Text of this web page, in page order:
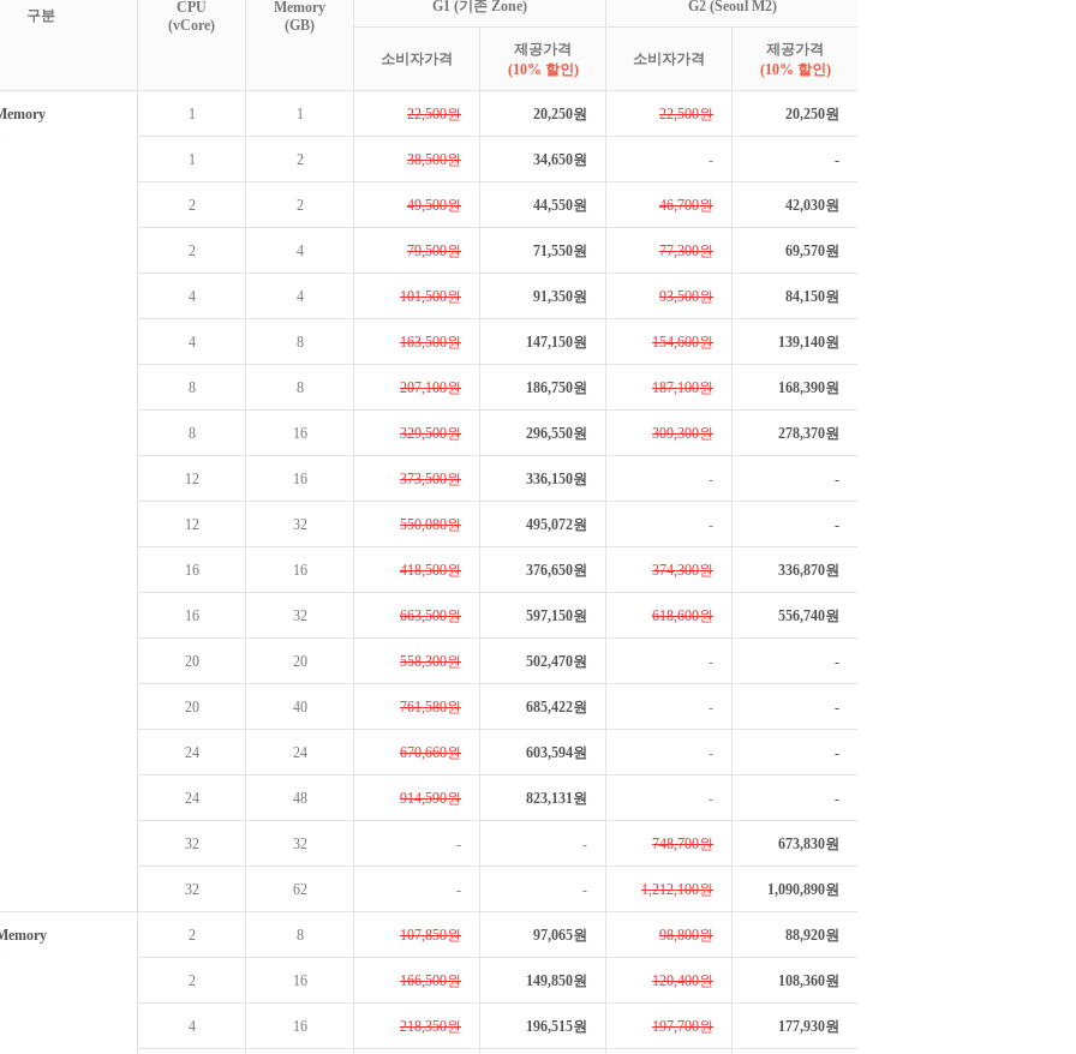
구분
CPU
(vCore)
Memory
(GB)
G1 (기존 Zone) G2 (Seoul M2)
소비자가격
제공가격
(10% 할인)
소비자가격
제공가격
(10% 할인)
1 1 22,500원 20,250원 22,500원 20,250원
1 2 38,500원 34,650원 - -
2 2 49,500원 44,550원 46,700원 42,030원
2 4 79,500원 71,550원 77,300원 69,570원
4 4 101,500원 91,350원 93,500원 84,150원
4 8 163,500원 147,150원 154,600원 139,140원
8 8 207,100원 186,750원 187,100원 168,390원
8 16 329,500원 296,550원 309,300원 278,370원
12 16 373,500원 336,150원 - -
12 32 550,080원 495,072원 - -
16 16 418,500원 376,650원 374,300원 336,870원
16 32 663,500원 597,150원 618,600원 556,740원
20 20 558,300원 502,470원 - -
20 40 761,580원 685,422원 - -
24 24 670,660원 603,594원 - -
24 48 914,590원 823,131원 - -
32 32 - - 748,700원 673,830원
32 62 - - 1,212,100원 1,090,890원
2 8 107,850원 97,065원 98,800원 88,920원
2 16 166,500원 149,850원 120,400원 108,360원
4 16 218,350원 196,515원 197,700원 177,930원